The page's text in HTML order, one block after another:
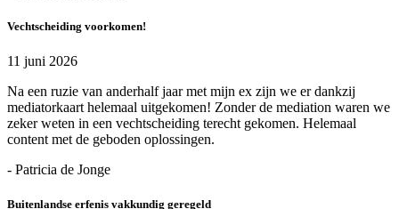
Vechtscheiding voorkomen!
11 juni 2026
Na een ruzie van anderhalf jaar met mijn ex zijn we er dankzij
mediatorkaart helemaal uitgekomen! Zonder de mediation waren we
zeker weten in een vechtscheiding terecht gekomen. Helemaal
content met de geboden oplossingen.
- Patricia de Jonge
Buitenlandse erfenis vakkundig geregeld